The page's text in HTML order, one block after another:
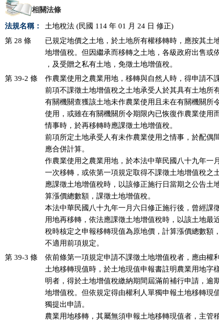
相關法條
法規名稱：
土地稅法 (民國 114 年 01 月 24 日 修正)
第 28 條
已規定地價之土地，於土地所有權移轉時，應按其土
地增值稅。但因繼承而移轉之土地，各級政府出售或
，及受贈之私有土地，免徵土地增值稅。
第 39-2 條
作農業使用之農業用地，移轉與自然人時，得申請不
前項不課徵土地增值稅之土地承受人於其具有土地所
有關機關查獲該土地未作農業使用且未在有關機關所
使用，或雖在有關機關所令期限內已恢復作農業使用
情事時，於再移轉時應課徵土地增值稅。
前項所定土地承受人有未作農業使用之情事，於配偶
應合併計算。
作農業使用之農業用地，於本法中華民國八十九年一
一次移轉，或依第一項規定取得不課徵土地增值稅之
應課徵土地增值稅時，以該修正施行日當期之公告土
算漲價總數額，課徵土地增值稅。
本法中華民國八十九年一月六日修正施行後，曾經課
用地再移轉，依法應課徵土地增值稅時，以該土地最
稅時核定之申報移轉現值為原地價，計算漲價總數額
不適用前項規定。
第 39-3 條
依前條第一項規定申請不課徵土地增值稅者，應由權
土地移轉現值時，於土地現值申報書註明農業用地字
明者，得於土地增值稅繳納期間屆滿前補行申請，逾
地增值稅。但依規定得由權利人單獨申報土地移轉現
獨提出申請。
農業用地移轉，其屬無須申報土地移轉現值者，主管